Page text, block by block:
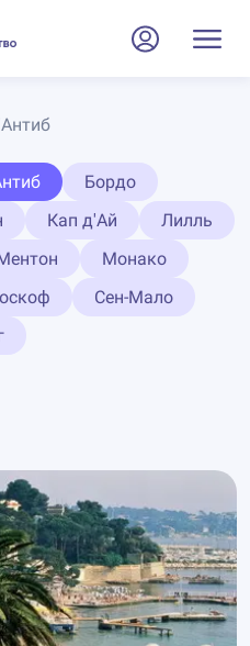
Антиб
Бордо
Кап д'Ай
Лилль
Монако
Сен-Мало